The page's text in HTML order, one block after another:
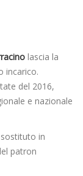
lascia la
incarico.
del 2016,
e nazionale
in
patron